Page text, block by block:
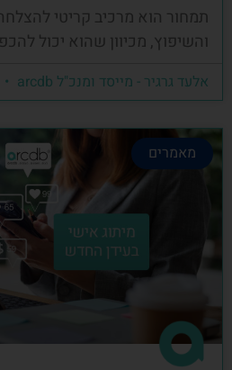
תמחור הוא מרכיב קריטי
והשיפוץ, מכיוון שהוא יכול
אלעד גרגיר - מייסד ומנכ"ל arcdb
מאמרים